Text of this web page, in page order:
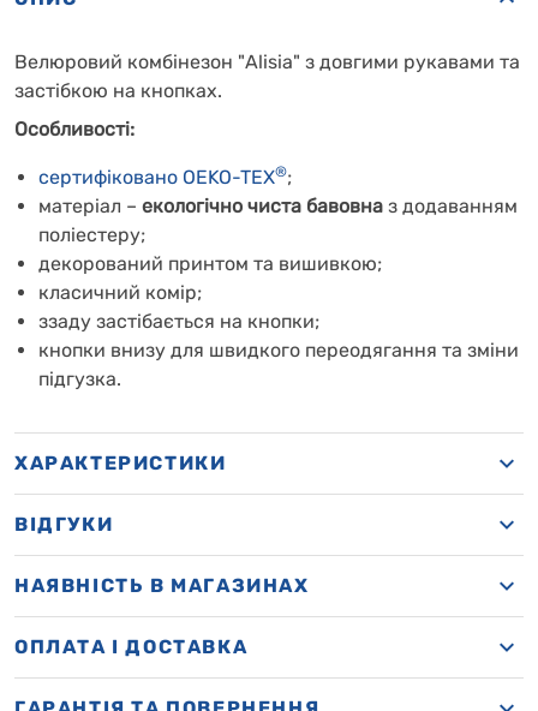
Велюровий комбінезон "Alisia" з довгими рукавами та
застібкою на кнопках.
Особливості:
сертифіковано OEKO-TEX®;
матеріал – екологічно чиста бавовна з додаванням
поліестеру;
декорований принтом та вишивкою;
класичний комір;
ззаду застібається на кнопки;
кнопки внизу для швидкого переодягання та зміни
підгузка.
ХАРАКТЕРИСТИКИ
ВІДГУКИ
НАЯВНІСТЬ В МАГАЗИНАХ
OПЛАТА І ДОСТАВКА